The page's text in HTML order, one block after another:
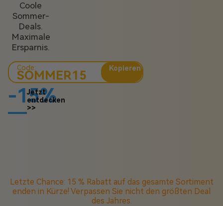
Coole
Sommer-
Deals.
Maximale
Ersparnis.
Code:
SOMMER15
Kopieren
-15%
Jetzt
entdecken
>>
Letzte Chance: 15 % Rabatt auf das gesamte Sortiment
enden in Kürze! Verpassen Sie nicht den größten Deal
des Jahres.